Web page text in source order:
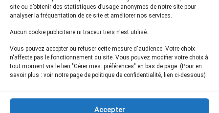
site ou d’obtenir des statistiques d’usage anonymes de notre site pour
analyser la fréquentation de ce site et améliorer nos services.
Aucun cookie publicitaire ni traceur tiers n'est utilisé.
Vous pouvez accepter ou refuser cette mesure d'audience. Votre choix
n'affecte pas le fonctionnement du site. Vous pouvez modifier votre choix à
tout moment via le lien "Gérer mes préférences" en bas de page. (Pour en
savoir plus : voir notre page de politique de confidentialité, lien ci-dessous)
Accepter
Presse
Informations légales
Plan du site
Inscrivez-vous à notrenewsletter